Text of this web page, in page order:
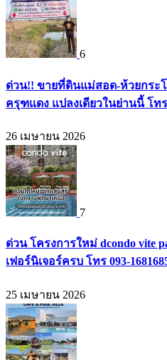
6
ด่วน!! ขายที่ดินแม่สอด-ห้วยกระ
ครุฑแดง แปลงเดียวในย่านนี้ โทร
26 เมษายน 2026
7
ด่วน โครงการใหม่ dcondo vite
เฟอร์นิเจอร์ครบ โทร 093-
25 เมษายน 2026